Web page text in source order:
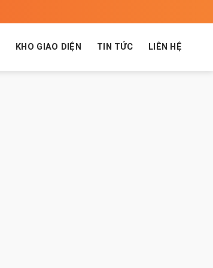
KHO GIAO DIỆN TIN TỨC LIÊN HỆ